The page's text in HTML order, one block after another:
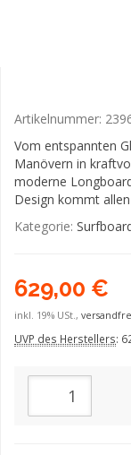
Artikelnummer:
Vom entspannten
Manövern in
moderne
Design kommt
Kategorie:
629,00 €
inkl. 19% USt.,
UVP des Herstellers: